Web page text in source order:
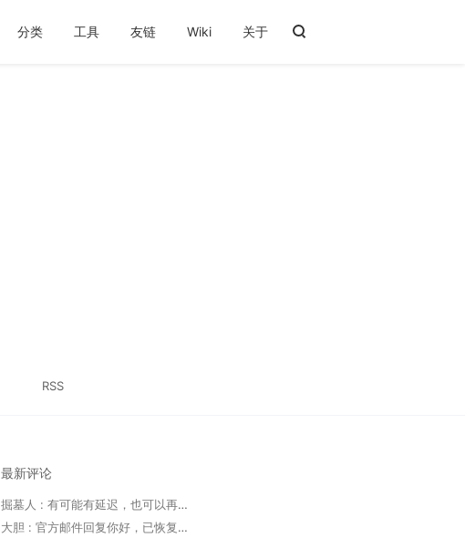
分类 工具 友链 Wiki 关于
RSS
最新评论
掘墓人 : 有可能有延迟，也可以再次发邮件确认
大胆 : 官方邮件回复你好，已恢复，请查实。 但实际未恢复